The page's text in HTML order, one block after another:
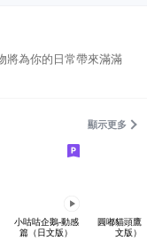
將為你的日常帶來滿滿
顯示更多
小咕咕企鵝-動感
篇（日文版）
圓嘟貓頭鷹
文版）